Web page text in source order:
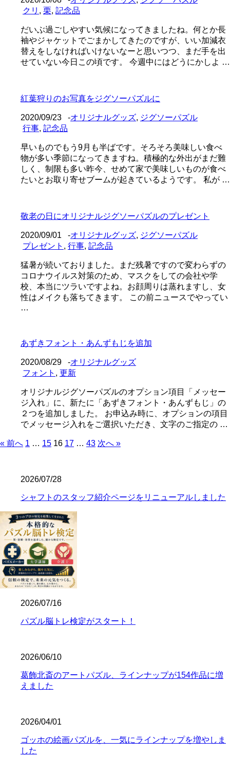
クリ , 栗, 記念品
だいぶ過ごしやすい気候になってきましたね。何とか長
袖やジャケットでごまかしてきたのですが、いい加減衣
替えをしなければいけないなーと思いつつ、まだ手を出
せていない今日この頃です。 今週中にはどうにかしよ …
紅葉狩りのお写真をジグソーパズルに
2020/09/23 -オリジナルグッズ, ジグソーパズル
行事, 記念品
早いものでもう9月も半ばです。そろそろ美味しい食べ
物が多い季節になってきますね。積極的な外出がまだ難
しく、制限も多い昨今、せめて家で美味しいものが食べ
たいとお取り寄せブームが起きているようです。 私が …
敬老の日にオリジナルジグソーパズルのプレゼント
2020/09/01 -オリジナルグッズ, ジグソーパズル
プレゼント , 行事, 記念品
猛暑が続いておりました。まだ残暑ですので変わらずの
コロナウイルス対策のため、マスクをしての会社や学
校、本当にツラいですよね。お顔周りは蒸れますし、女
性はメイクも落ちてきます。 この前ニュースでやってい
…
あずきフォント・あんずもじを追加
2020/08/29 -オリジナルグッズ
フォント , 更新
オリジナルジグソーパズルのオプション項目「メッセー
ジ入れ」に、新たに「あずきフォント・あんずもじ」の
２つを追加しました。 お申込み時に、オプションの項目
でメッセージ入れをご選択いただき、文字のご指定の …
« 前へ 1 … 15 16 17 … 43 次へ »
2026/07/28
シャフトのスタッフ紹介ページをリニューアルしました
2026/07/16
パズル脳トレ検定がスタート！
2026/06/10
葛飾北斎のアートパズル、ラインナップが154作品に増
えました
2026/04/01
ゴッホの絵画パズルを、一気にラインナップを増やしま
した